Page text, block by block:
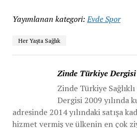
Yayımlanan kategori: Evde Spor
Her Yaşta Sağlık
Zinde Türkiye Dergisi
Zinde Türkiye
Dergisi 2009 yılında
adresinde 2014 yılındaki satışa
hizmet vermiş ve ülkenin en çok